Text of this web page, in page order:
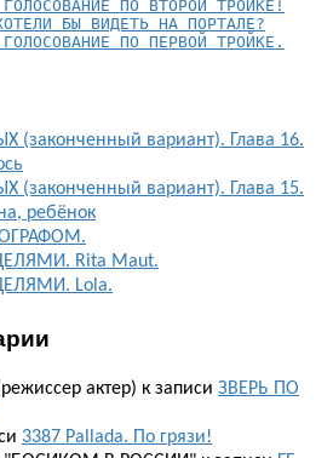
БЫ ВИДЕТЬ НА ПОРТАЛЕ?
ПО ПЕРВОЙ ТРОЙКЕ.
(законченный вариант). Глава 16.
(законченный вариант). Глава 15.
ребёнок
Rita Maut.
Lola.
актер) к записи ЗВЕРЬ ПО
3387 Pallada. По грязи!